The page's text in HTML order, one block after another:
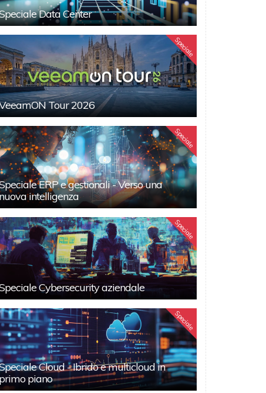
Data Center
Speciale
Tour 2026
Speciale
ERP e gestionali - Verso una
nuova intelligenza
Speciale
Cybersecurity aziendale
Speciale
Cloud - Ibrido e multicloud in
primo piano